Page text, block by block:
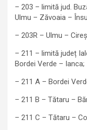
– 203 – limită jud.
Ulmu – Zăvoaia –
– 203R – Ulmu –
– 211 – limită județ
Bordei Verde – Ianca;
– 211 A – Bordei
– 211 B – Tătaru –
– 211 C – Tătaru –